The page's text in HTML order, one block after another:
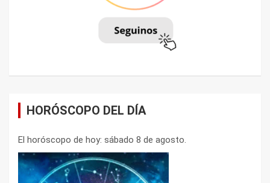
HORÓSCOPO DEL DÍA
El horóscopo de hoy: sábado 8 de agosto.